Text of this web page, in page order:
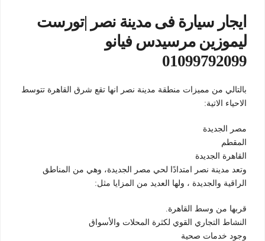
ايجار سيارة فى مدينة نصر |تورست
ليموزين مرسيدس فيانو
01099792099
بالتالي من مميزات منطقة مدينة نصر انها تقع شرق القاهرة تتوسط
الاحياء الاتية:
مصر الجديدة
المقطم
القاهرة الجديدة
وتعد مدينة نصر امتدادًا لحي مصر الجديدة، وهي من المناطق
الراقية والجديدة ، ولها العديد من المزايا مثل:
قربها من وسط القاهرة.
النشاط التجاري القوي لكثرة المحلات والأسواق
وجود خدمات صحية